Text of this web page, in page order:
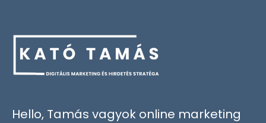
Hello, Tamás vagyok online marketing